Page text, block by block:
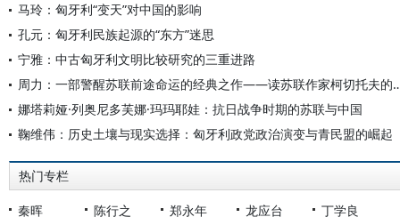
马玲：匈牙利“变天”对中国的影响
孔元：匈牙利民族起源的“东方”迷思
宁雅：中古匈牙利文明比较研究的三重进路
周力：一部警醒苏联前途命运的经
娜塔莉娅·列奥尼多芙娜·玛玛耶娃：抗日战争时期的苏联与中国
鞠维伟：历史土壤与现实选择：匈牙利政党政治演变与青民盟的崛起
热门专栏
秦晖 陈行之 郑永年 龙应台 丁学良